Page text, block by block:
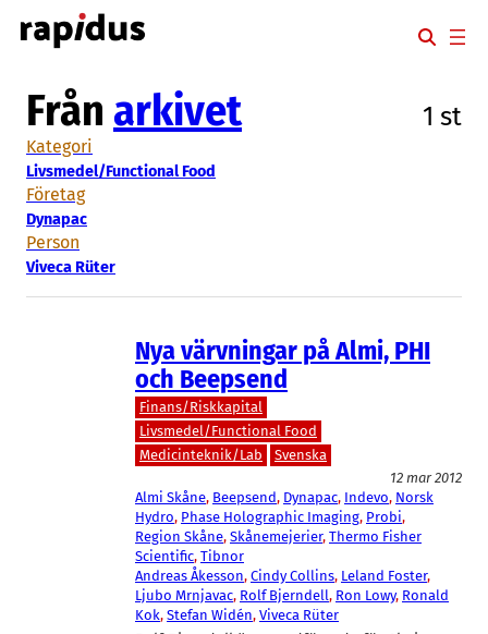
Hoppa
till
Från arkivet 1 st
Kategori
Livsmedel/Functional Food
Företag
Dynapac
Person
Viveca Rüter
Nya värvningar på Almi, PHI
och Beepsend
Finans/Riskkapital
Livsmedel/Functional Food
Medicinteknik/Lab
Svenska
12 mar 2012
Almi Skåne, Beepsend, Dynapac, Indevo, Norsk
Hydro, Phase Holographic Imaging, Probi
Region Skåne, Skånemejerier, Thermo Fisher
Scientific, Tibnor
Andreas Åkesson, Cindy Collins, Leland Foster
Ljubo Mrnjavac, Rolf Bjerndell, Ron Lowy, Ronald
Kok, Stefan Widén, Viveca Rüter